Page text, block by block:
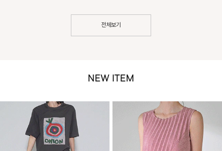
전체보기
NEW ITEM